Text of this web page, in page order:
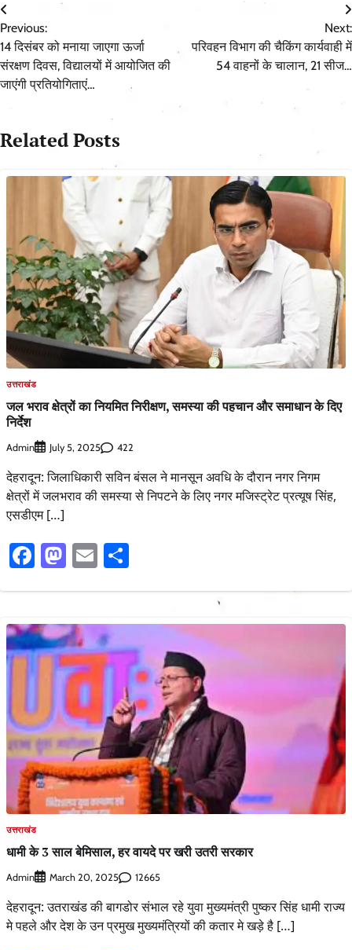
Post
navigation
Previous:
14 दिसंबर को मनाया जाएगा ऊर्जा
संरक्षण दिवस, विद्यालयों में आयोजित की
जाएंगी प्रतियोगिताएं…
Next:
परिवहन विभाग की चैकिंग कार्यवाही में
54 वाहनों के चालान, 21 सीज…
Related Posts
उत्तराखंड
जल भराव क्षेत्रों का नियमित निरीक्षण, समस्या की पहचान और समाधान के दिए
निर्देश
Admin July 5, 2025 422
देहरादून: जिलाधिकारी सविन बंसल ने मानसून अवधि के दौरान नगर निगम
क्षेत्रों में जलभराव की समस्या से निपटने के लिए नगर मजिस्ट्रेट प्रत्यूष सिंह,
एसडीएम […]
Facebook
Mastodon
Email
उत्तराखंड
धामी के 3 साल बेमिसाल, हर वायदे पर खरी उतरी सरकार
Admin March 20, 2025 12665
देहरादून: उतराखंड की बागडोर संभाल रहे युवा मुख्यमंत्री पुष्कर सिंह धामी राज्य
मे पहले और देश के उन प्रमुख मुख्यमंत्रियों की कतार मे खड़े है […]